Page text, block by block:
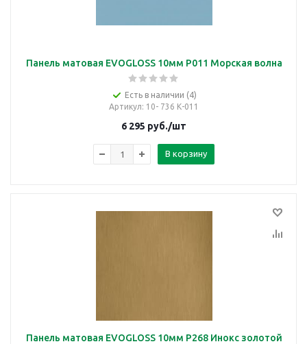
Панель матовая EVOGLOSS 10мм P011 Морская волна
Есть в наличии (4)
Артикул: 10- 736 К-011
6 295 руб./шт
В корзину
Панель матовая EVOGLOSS 10мм P268 Инокс золотой